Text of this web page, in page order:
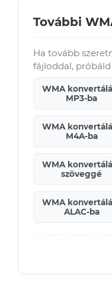
További
Ha tovább
fájloddal, próbáld
WMA
MP3-ba
WMA
M4A-ba
WMA
szöveggé
WMA
ALAC-ba